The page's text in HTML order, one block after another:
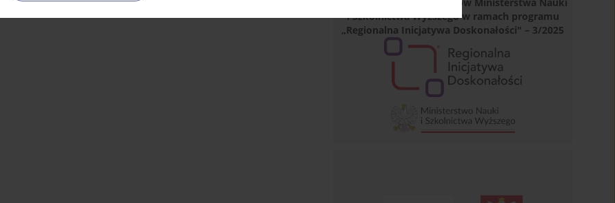
i Szkolnictwa Wyższego w ramach programu
„Regionalna Inicjatywa Doskonałości" – 3/2025